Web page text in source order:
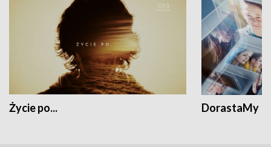
Życie po... DorastaMy